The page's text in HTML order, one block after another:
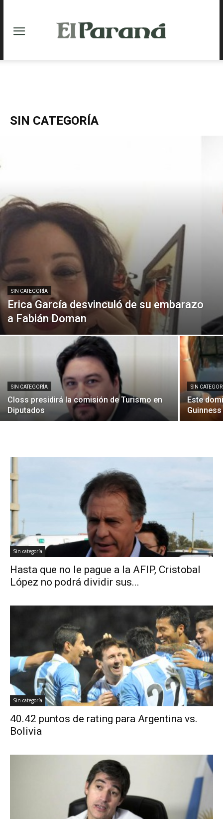
SIN CATEGORÍA
SIN CATEGORÍA
Erica García desvinculó de su embarazo
a Fabián Doman
SIN CATEGORÍA
Closs presidirá la comisión de Turismo en
Diputados
SIN
Este
Sin categoría
Hasta que no le pague a la AFIP, Cristobal
López no podrá dividir sus...
Sin categoría
40.42 puntos de rating para Argentina vs.
Bolivia